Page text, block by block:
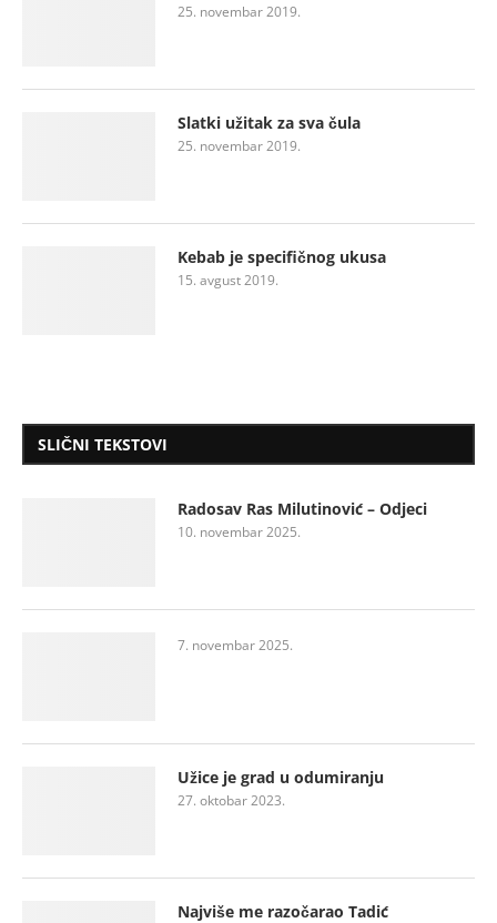
25. novembar 2019.
Slatki užitak za sva čula
25. novembar 2019.
Kebab je specifičnog ukusa
15. avgust 2019.
SLIČNI TEKSTOVI
Radosav Ras Milutinović – Odjeci
10. novembar 2025.
7. novembar 2025.
Užice je grad u odumiranju
27. oktobar 2023.
Najviše me razočarao Tadić